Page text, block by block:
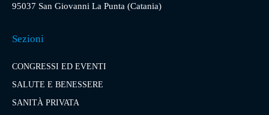
95037 San Giovanni La Punta (Catania)
Sezioni
CONGRESSI ED EVENTI
SALUTE E BENESSERE
SANITÀ PRIVATA